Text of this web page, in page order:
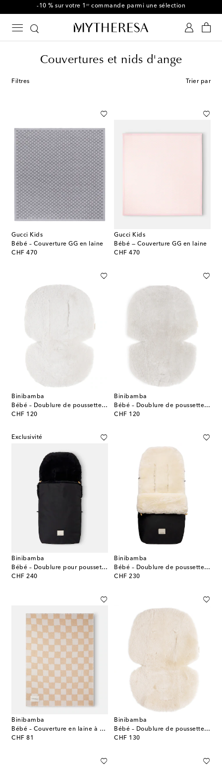
-10 % sur votre 1ʳᵉ commande parmi une sélection
Couvertures et nids d'ange
Filtres Trier par
Gucci Kids
Bébé – Couverture GG en laine
CHF 470
original price
Gucci Kids
Bébé — Couverture GG en laine
CHF 470
original price
Binibamba
Bébé – Doublure de poussette Snuggler® en shearling
CHF 120
original price
Binibamba
Bébé – Doublure de poussette Snuggler® en shearling
CHF 120
original price
Exclusivité
Binibamba
Bébé – Doublure pour poussette Puffmuff® en shearling
CHF 240
original price
Binibamba
Bébé – Doublure de poussette Puffmuff® en shearling
CHF 230
original price
Binibamba
Bébé – Couverture en laine à carreaux
CHF 81
original price
Binibamba
Bébé – Doublure de poussette Snuggler® en shearling
CHF 130
original price